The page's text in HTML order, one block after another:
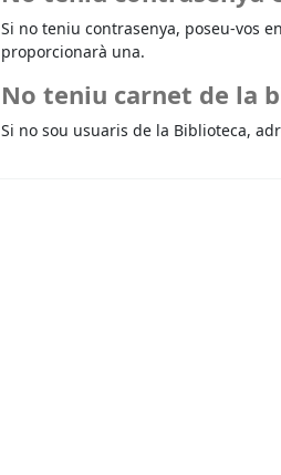
Si no teniu contrasenya, poseu-vos
proporcionarà una.
No teniu carnet de la
Si no sou usuaris de la Biblioteca,